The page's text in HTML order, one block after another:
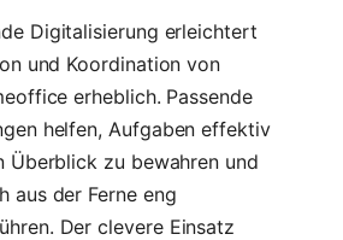
Digitalisierung erleichtert
und Koordination von
erheblich. Passende
helfen, Aufgaben effektiv
Überblick zu bewahren und
aus der Ferne eng
Der clevere Einsatz